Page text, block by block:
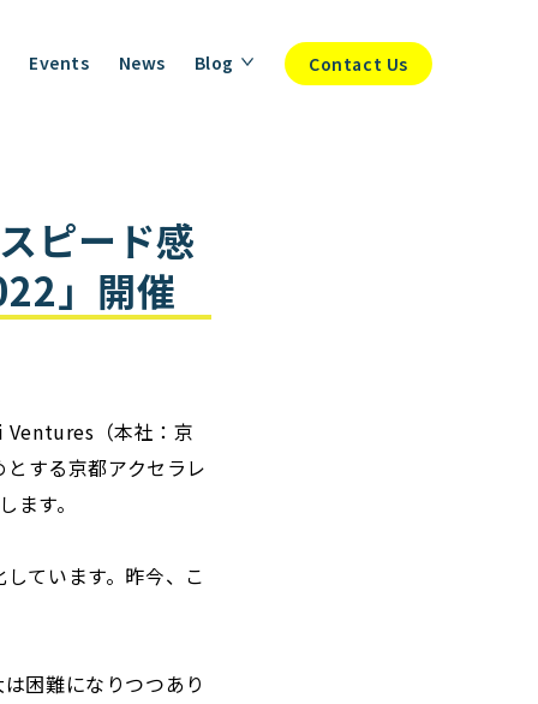
Events News Blog Contact Us
ピード感
」開催
Ventures（本社：京
する京都アクセラレ
す。
ています。昨今、こ
困難になりつつあり